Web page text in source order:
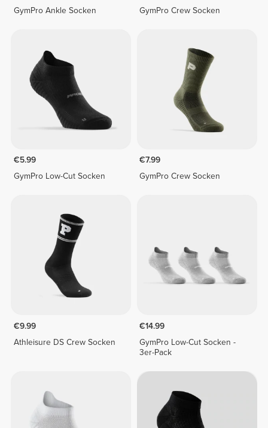
GymPro Ankle Socken
GymPro Crew Socken
€5.99
GymPro Low-Cut Socken
€7.99
GymPro Crew Socken
€9.99
Athleisure DS Crew Socken
€14.99
GymPro Low-Cut Socken -
3er-Pack